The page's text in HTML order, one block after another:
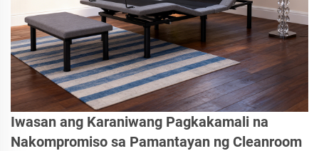
Iwasan ang Karaniwang Pagkakamali na
Nakompromiso sa Pamantayan ng Cleanroom